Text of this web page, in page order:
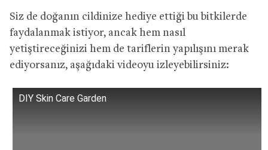
Siz de doğanın cildinize hediye ettiği bu bitkilerde
faydalanmak istiyor, ancak hem nasıl
yetiştireceğinizi hem de tariflerin yapılışını merak
ediyorsanız, aşağıdaki videoyu izleyebilirsiniz:
DIY Skin Care Garden